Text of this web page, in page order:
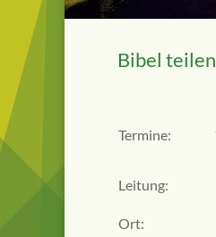
Bibel teilen
Termine:
Leitung:
Ort: